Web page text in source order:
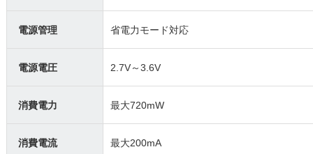
電源管理 省電力モード対応
電源電圧 2.7V～3.6V
消費電力 最大720mW
消費電流 最大200mA